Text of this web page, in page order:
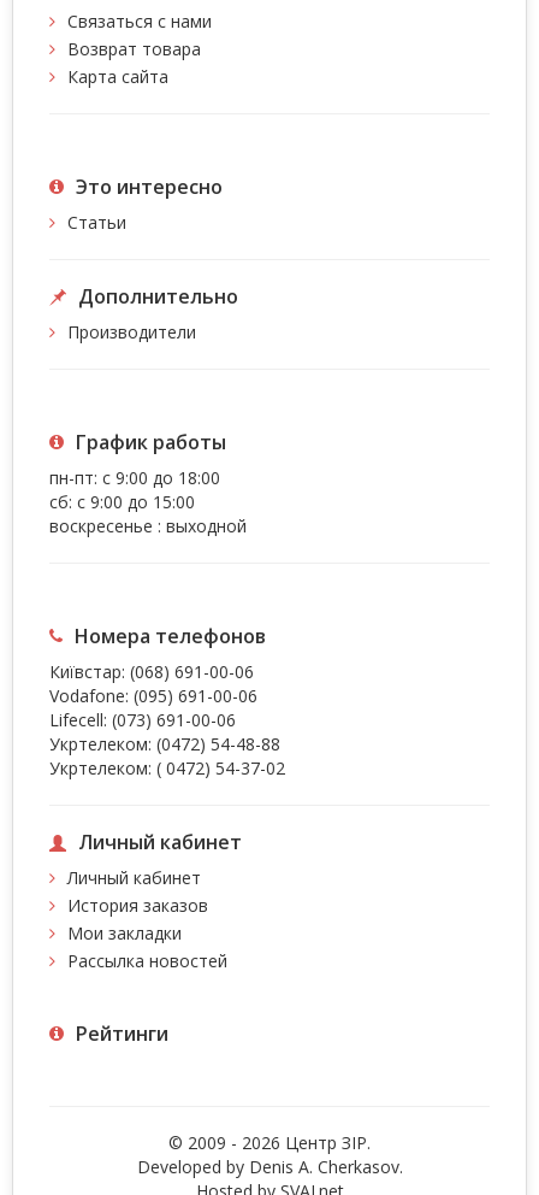
Связаться с нами
Возврат товара
Карта сайта
Это интересно
Статьи
Дополнительно
Производители
График работы
пн-пт: с 9:00 до 18:00
сб: с 9:00 до 15:00
воскресенье : выходной
Номера телефонов
Київстар: (068) 691-00-06
Vodafone: (095) 691-00-06
Lifecell: (073) 691-00-06
Укртелеком: (0472) 54-48-88
Укртелеком: ( 0472) 54-37-02
Личный кабинет
Личный кабинет
История заказов
Мои закладки
Рассылка новостей
Рейтинги
© 2009 - 2026 Центр ЗIР.
Developed by Denis A. Cherkasov.